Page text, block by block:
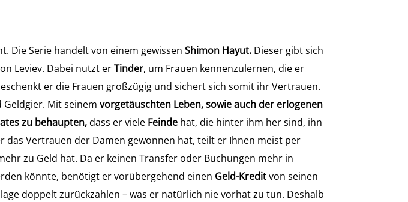
Die Serie handelt von einem gewissenShimon Hayut. Dieser gibt sich
Leviev. Dabei nutzt erTinder, um Frauen kennenzulernen, die er
er die Frauen großzügig und sichert sich somit ihr Vertrauen.
Geldgier. Mit seinemvorgetäuschten Leben, sowie auch der erlogenen
zu behaupten,dass er viele Feinde hat, die hinter ihm her sind, ihn
Vertrauen der Damen gewonnen hat, teilt er Ihnen meist per
zu Geld hat. Da er keinen Transfer oder Buchungen mehr in
könnte, benötigt er vorübergehend einen Geld-Kreditvon seinen
doppelt zurückzahlen – was er natürlich nie vorhat zu tun. Deshalb